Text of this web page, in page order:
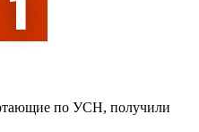
по УСН, получили